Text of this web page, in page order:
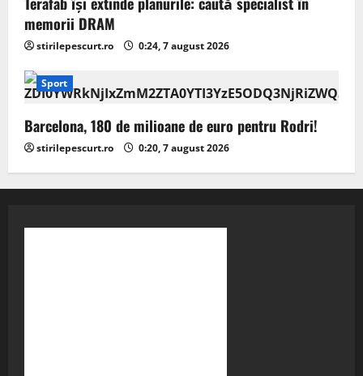
memorii DRAM
stirilepescurt.ro 0:24, 7 august 2026
Sport
Barcelona, 180 de milioane de euro pentru Rodri!
stirilepescurt.ro 0:20, 7 august 2026